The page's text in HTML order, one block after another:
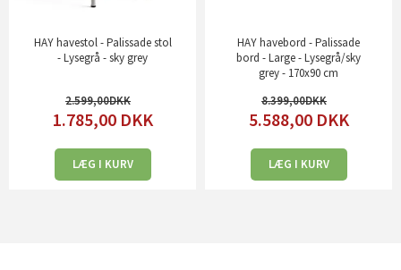
HAY havestol - Palissade stol
- Lysegrå - sky grey
2.599,00
1.785,00 DKK
LÆG I KURV
HAY havebord - Palissade
bord - Large - Lysegrå/sky
grey - 170x90 cm
8.399,00
5.588,00 DKK
LÆG I KURV